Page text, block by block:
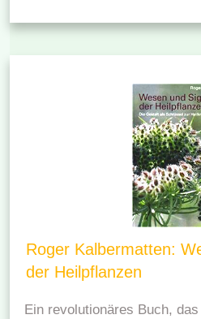
Roger Kalbermatten:
der Heilpflanzen
Ein revolutionäres Buch,